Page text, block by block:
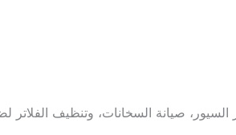
صيانة السخانات، وتنظيف